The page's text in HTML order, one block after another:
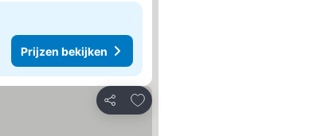
Prijzen bekijken
Delen
Toevoegen aan favorieten